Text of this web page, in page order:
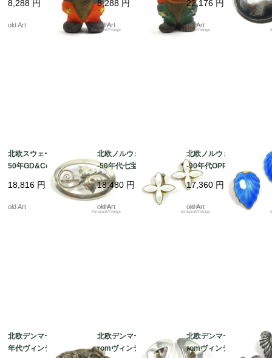
ドール人形オブジェ置
物【N-22019】 @
8,288 円
old Art
ドール人形オブジェ置
物【N-22018】 @
8,288 円
old Art
グシルバー製ピンブロ
ーチ【N-21948】 @
22,176 円
old Art
北欧スウェーデン製19
50年GD&Coヴィンテ
ージスカンジナビア透
かしリーフスターリン
グシルバー製ピンブロ
18,816 円
old Art
北欧ノルウェー製1940
-50年代七宝焼エナメル
装飾シルバー銀製クリ
ップイヤリング【N-21
848】@
18,480 円
old Art
北欧ノルウェー製1980
-90年代OPRO七宝焼エ
ナメル装飾シルバー銀
製クリップイヤリング
【N-21846】@
17,360 円
old Art
北欧デンマーク製1970
年代ヴィンテージErik
北欧デンマーク製N.E.F
romヴィンテージ1960
北欧デンマーク製N.E.F
romヴィンテージ1960